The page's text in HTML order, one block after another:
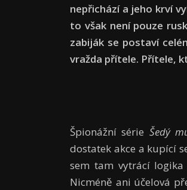
nepřichází a jeho krví
to však není pouze
zabiják se postaví
vražda přítele. Přítele,
Špionážní série Šedý
dostatek akce a kupící
sem tam vytrácí
Nicméně ani účelová